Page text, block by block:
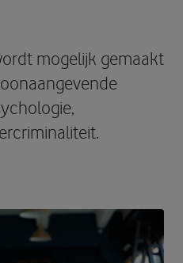
mogelijk gemaakt